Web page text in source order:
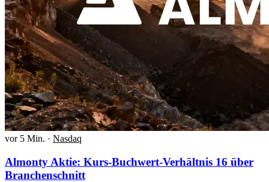
vor 5 Min. · Nasdaq
Almonty Aktie: Kurs-Buchwert-Verhältnis 16 über
Branchenschnitt